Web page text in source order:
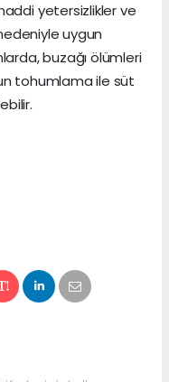
yetersizlikler ve
uygun
buzağı ölümleri
tohumlama ile süt